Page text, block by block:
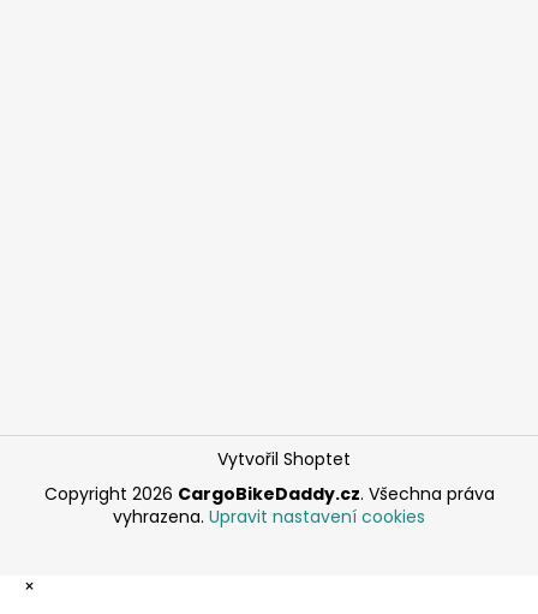
Vytvořil Shoptet
Copyright 2026 CargoBikeDaddy.cz. Všechna práva
vyhrazena. Upravit nastavení cookies
×